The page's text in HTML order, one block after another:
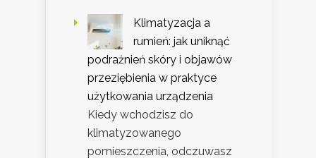
Klimatyzacja a
rumień: jak uniknąć
podrażnień skóry i objawów
przeziębienia w praktyce
użytkowania urządzenia
Kiedy wchodzisz do
klimatyzowanego
pomieszczenia, odczuwasz